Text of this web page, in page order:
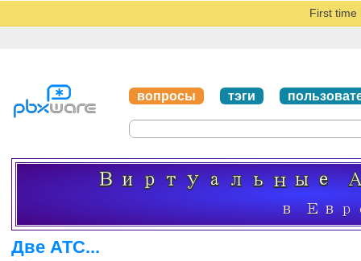
First time
вопросы тэги
Две АТС...